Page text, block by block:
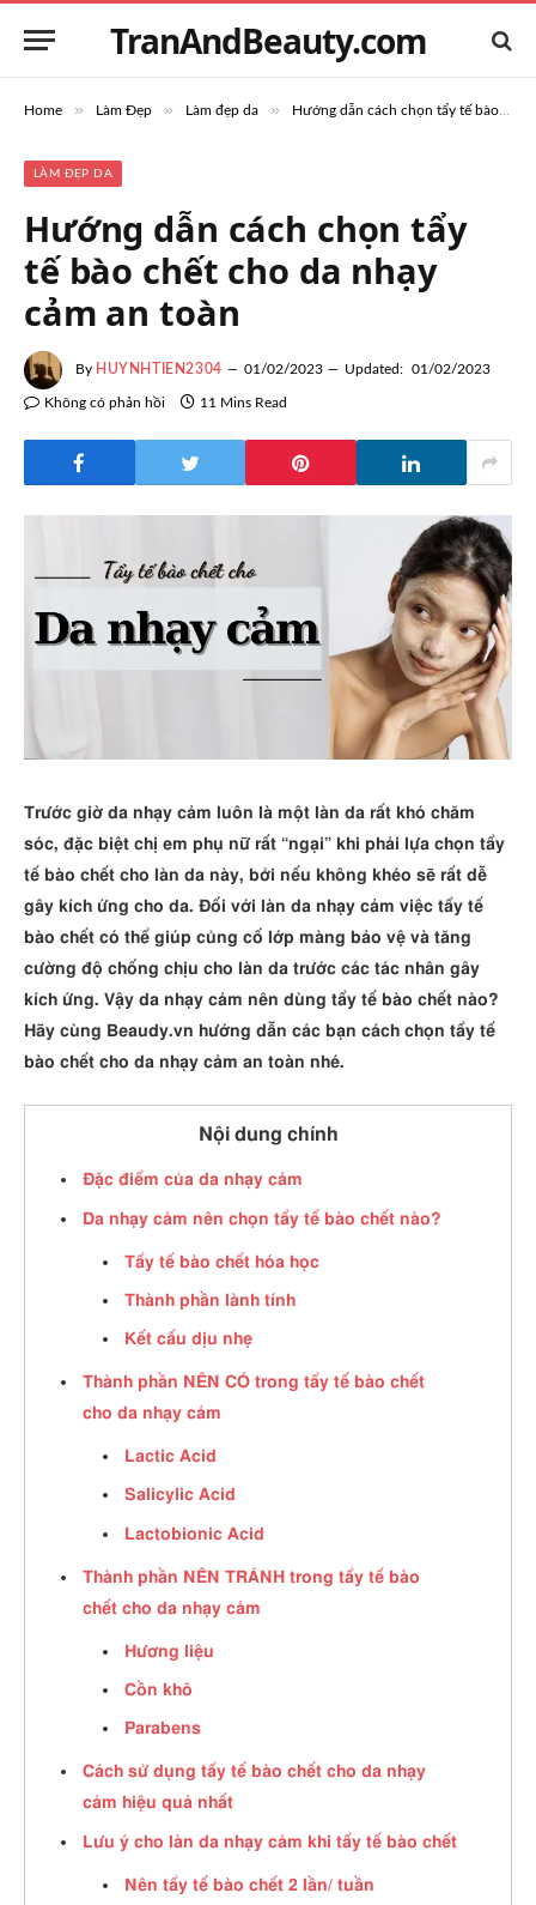
TranAndBeauty.com
Home » Làm Đẹp » Làm đẹp da » Hướng dẫn cách chọn tẩy tế bào chết cho da nhạy cảm an toàn
LÀM ĐẸP DA
Hướng dẫn cách chọn tẩy
tế bào chết cho da nhạy
cảm an toàn
By HUYNHTIEN2304 01/02/2023 Updated: 01/02/2023
Không có phản hồi 11 Mins Read
Trước giờ da nhạy cảm luôn là một làn da rất khó chăm
sóc, đặc biệt chị em phụ nữ rất “ngại” khi phải lựa chọn tẩy
tế bào chết cho làn da này, bởi nếu không khéo sẽ rất dễ
gây kích ứng cho da. Đối với làn da nhạy cảm việc tẩy tế
bào chết có thể giúp củng cố lớp màng bảo vệ và tăng
cường độ chống chịu cho làn da trước các tác nhân gây
kích ứng. Vậy da nhạy cảm nên dùng tẩy tế bào chết nào?
Hãy cùng Beaudy.vn hướng dẫn các bạn cách chọn tẩy tế
bào chết cho da nhạy cảm an toàn nhé.
Nội dung chính
Đặc điểm của da nhạy cảm
Da nhạy cảm nên chọn tẩy tế bào chết nào?
Tẩy tế bào chết hóa học
Thành phần lành tính
Kết cấu dịu nhẹ
Thành phần NÊN CÓ trong tẩy tế bào chết
cho da nhạy cảm
Lactic Acid
Salicylic Acid
Lactobionic Acid
Thành phần NÊN TRÁNH trong tẩy tế bào
chết cho da nhạy cảm
Hương liệu
Cồn khô
Parabens
Cách sử dụng tẩy tế bào chết cho da nhạy
cảm hiệu quả nhất
Lưu ý cho làn da nhạy cảm khi tẩy tế bào chết
Nên tẩy tế bào chết 2 lần/ tuần